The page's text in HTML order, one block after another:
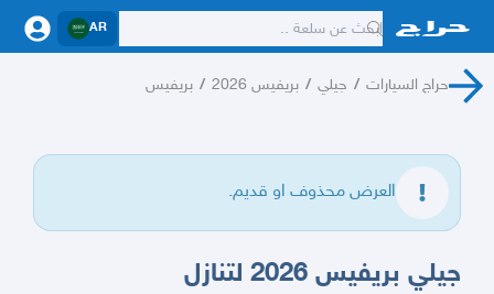
AR
حراج السيارات / جيلي / بريفيس 2026 / بريفيس
العرض محذوف او قديم.
جيلي بريفيس 2026 لتنازل